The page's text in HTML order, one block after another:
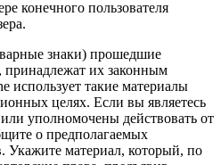
конечного пользователя
знаки) прошедшие
их законным
использует такие материалы
целях. Если вы являетесь
уполномочены действовать от
о предполагаемых
Укажите материал, который, по